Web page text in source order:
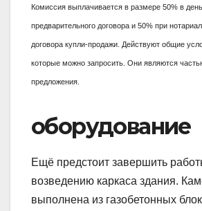
Комиссия выплачивается в размере 50% в
предварительного договора и 50% при
договора купли-продажи. Действуют общие
которые можно запросить. Они являются
предложения.
оборудование
Ещё предстоит завершить
возведению каркаса здания.
выполнена из газобетонных